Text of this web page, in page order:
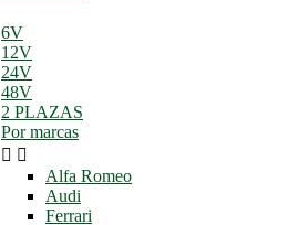
6V
12V
24V
48V
2 PLAZAS
Por marcas
 
Alfa Romeo
Audi
Ferrari